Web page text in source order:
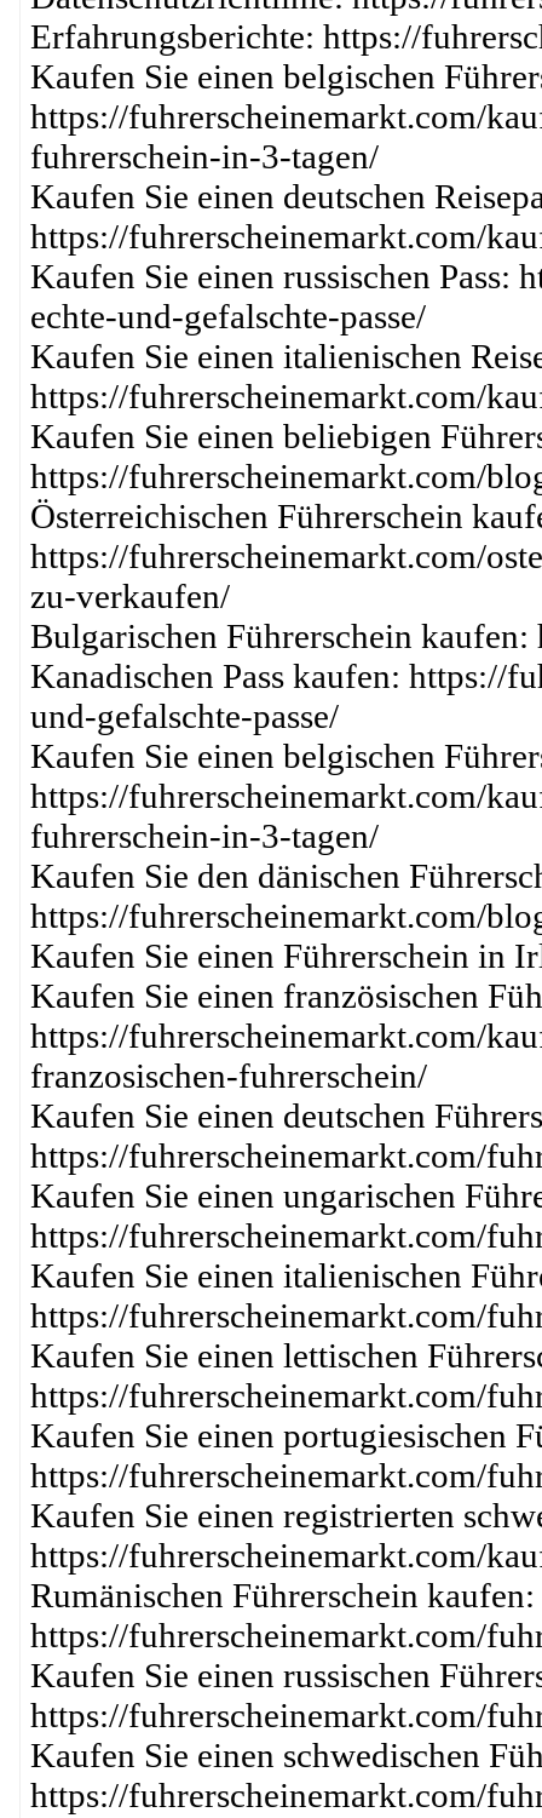
Erfahrungsberichte: https://
Kaufen Sie einen belgischen
https://fuhrerscheinemarkt.com/
fuhrerschein-in-3-tagen/
Kaufen Sie einen deutschen
https://fuhrerscheinemarkt.com/
Kaufen Sie einen russischen Pass:
echte-und-gefalschte-passe/
Kaufen Sie einen italienischen
https://fuhrerscheinemarkt.com/
Kaufen Sie einen beliebigen
https://fuhrerscheinemarkt.com/
Österreichischen Führerschein
https://fuhrerscheinemarkt.com/
zu-verkaufen/
Bulgarischen Führerschein
Kanadischen Pass kaufen: https://
und-gefalschte-passe/
Kaufen Sie einen belgischen
https://fuhrerscheinemarkt.com/
fuhrerschein-in-3-tagen/
Kaufen Sie den dänischen
https://fuhrerscheinemarkt.com/
Kaufen Sie einen Führerschein in
Kaufen Sie einen französischen
https://fuhrerscheinemarkt.com/
franzosischen-fuhrerschein/
Kaufen Sie einen deutschen
https://fuhrerscheinemarkt.com/
Kaufen Sie einen ungarischen
https://fuhrerscheinemarkt.com/
Kaufen Sie einen italienischen
https://fuhrerscheinemarkt.com/
Kaufen Sie einen lettischen
https://fuhrerscheinemarkt.com/
Kaufen Sie einen portugiesischen
https://fuhrerscheinemarkt.com/
Kaufen Sie einen registrierten
https://fuhrerscheinemarkt.com/
Rumänischen Führerschein kaufen:
https://fuhrerscheinemarkt.com/
Kaufen Sie einen russischen
https://fuhrerscheinemarkt.com/
Kaufen Sie einen schwedischen
https://fuhrerscheinemarkt.com/